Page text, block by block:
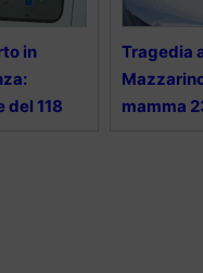
in
del 118
Tragedia
mamma